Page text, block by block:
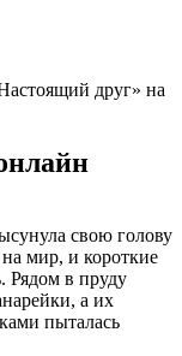
друг» на
свою голову
мир, и короткие
Рядом в пруду
а их
пыталась